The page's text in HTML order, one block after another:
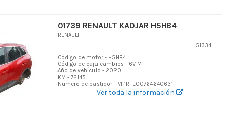
01739 RENAULT KADJAR H5HB4
RENAULT
51334
Código de motor - H5HB4
Código de caja cambios - 6V M
Año de vehículo - 2020
KM - 72145
Numero de bastidor - VF1RFE00764640631
Ver toda la información